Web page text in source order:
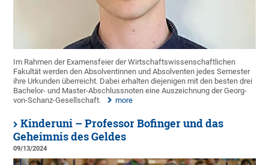
Im Rahmen der Examensfeier der Wirtschaftswissenschaftlichen
Fakultät werden den Absolventinnen und Absolventen jedes Semester
ihre Urkunden überreicht. Dabei erhalten diejenigen mit den besten drei
Bachelor- und Master-Abschlussnoten eine Auszeichnung der Georg-
von-Schanz-Gesellschaft.
more
Kinderuni – Professor Bofinger und das
Geheimnis des Geldes
09/13/2024